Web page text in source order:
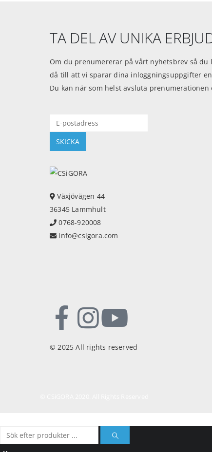
TA DEL AV UNIKA
Om du prenumererar på vårt nyhetsbrev så
då till att vi sparar dina inloggningsuppgifter
Du kan när som helst avsluta
Växjövägen 44
36345 Lammhult
0768-920008
info@csigora.com
© 2025 All rights reserved